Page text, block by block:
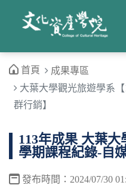
首頁
成果專區
大葉大學觀光旅遊學系
群行銷】
113年成果 大葉大
學期課程紀錄-自
發布時間：2024/07/30